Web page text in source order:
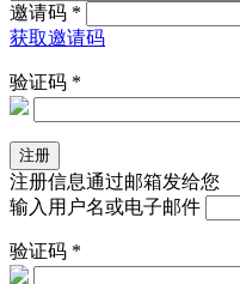
邀请码 *
获取邀请码
验证码 *
注册信息通过邮箱发给您
输入用户名或电子邮件
验证码 *